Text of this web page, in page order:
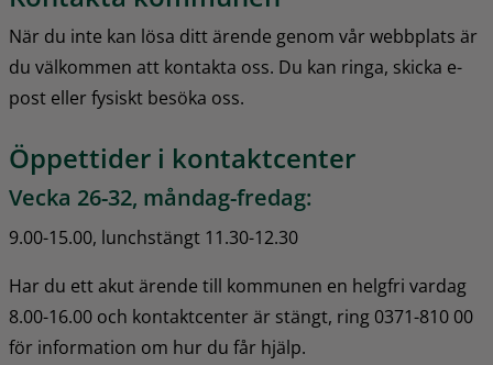
När du inte kan lösa ditt ärende genom vår webbplats är
du välkommen att kontakta oss. Du kan ringa, skicka e-
post eller fysiskt besöka oss.
Öppettider i kontaktcenter
Vecka 26-32, måndag-fredag:
9.00-15.00, lunchstängt 11.30-12.30
Har du ett akut ärende till kommunen en helgfri vardag
8.00-16.00 och kontaktcenter är stängt, ring 0371-810 00
för information om hur du får hjälp.